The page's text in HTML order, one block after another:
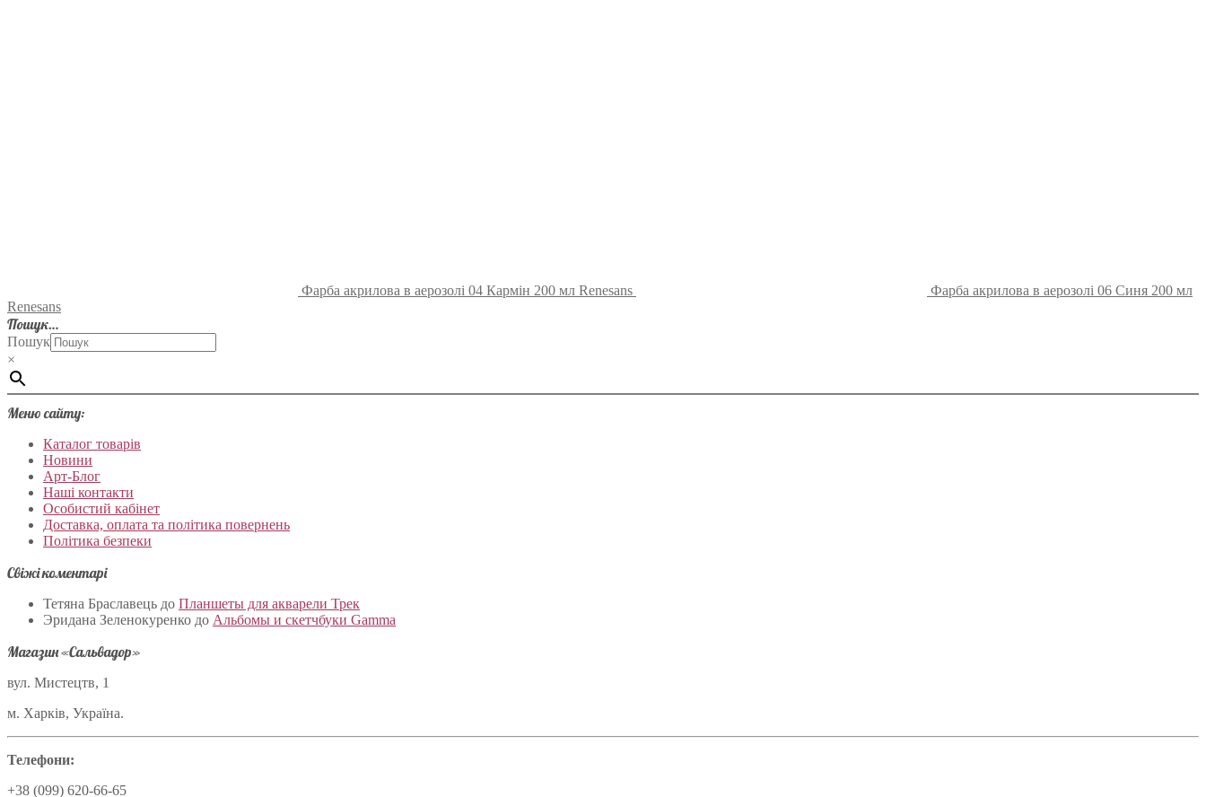
Фарба акрилова в аерозолі 04 Кармін 200 мл Renesans
Фарба акрилова в аерозолі 06 Синя 200 мл
Renesans
Пошук…
Пошук
×
Меню сайту:
Каталог товарів
Новини
Арт-Блог
Наші контакти
Особистий кабінет
Доставка, оплата та політика повернень
Політика безпеки
Свіжі коментарі
Тетяна Браславець до Планшеты для акварели Трек
Эридана Зеленокуренко до Альбомы и скетчбуки Gamma
Магазин «Сальвадор»
вул. Мистецтв, 1
м. Харків, Україна.
Телефони:
+38 (099) 620-66-65